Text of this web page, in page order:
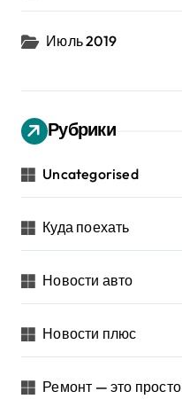
Июль 2019
Рубрики
Uncategorised
Куда поехать
Новости авто
Новости плюс
Ремонт — это просто